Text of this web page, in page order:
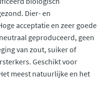
Dier- en
acceptatie en zeer goede
geproduceerd, geen
van zout, suiker of
Geschikt voor
meest natuurlijke en het